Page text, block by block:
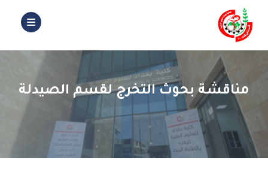
مناقشة بحوث التخرج لقسم الصيدلة